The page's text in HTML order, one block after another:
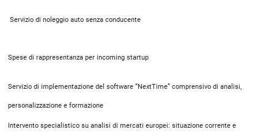
Servizio di noleggio auto senza conducente
Spese di rappresentanza per incoming startup
Servizio di implementazione del software “NextTime” comprensivo di analisi,
personalizzazione e formazione
Intervento specialistico su analisi di mercati europei: situazione corrente e